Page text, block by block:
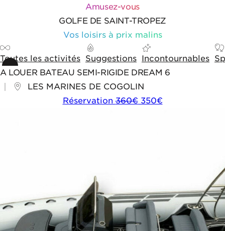
Panneau de gestion des cookies
Aller aux outils de navigation
Amusez-vous
GOLFE DE SAINT-TROPEZ
Vos loisirs à prix malins
Toutes les activités Suggestions Incontournables
A LOUER BATEAU SEMI-RIGIDE DREAM 6
LES MARINES DE COGOLIN
Réservation360€350€